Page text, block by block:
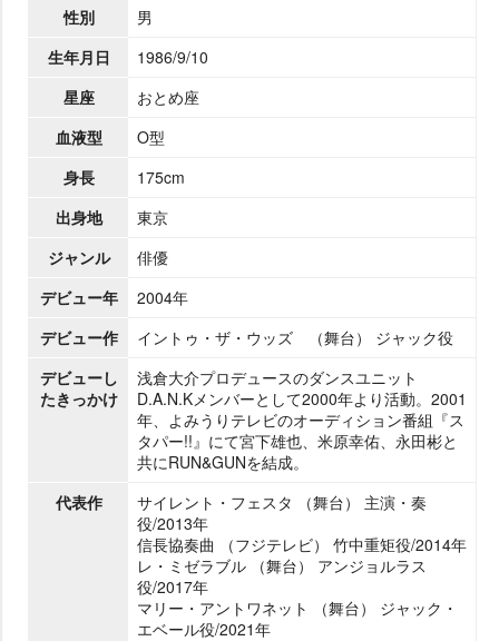
性別
男
生年月日
1986/9/10
星座
おとめ座
血液型
O型
身長
175cm
出身地
東京
ジャンル
俳優
デビュー年
2004年
デビュー作
イントゥ・ザ・ウッズ （舞台） ジャック役
デビューし
たきっかけ
浅倉大介プロデュースのダンスユニット
D.A.N.Kメンバーとして2000年より活動。2001
年、よみうりテレビのオーディション番組『ス
タパー!!』にて宮下雄也、米原幸佑、永田彬と
共にRUN&GUNを結成。
代表作
サイレント・フェスタ （舞台） 主演・奏
役/2013年
信長協奏曲 （フジテレビ） 竹中重矩役/2014年
レ・ミゼラブル （舞台） アンジョルラス
役/2017年
マリー・アントワネット （舞台） ジャック・
エベール役/2021年